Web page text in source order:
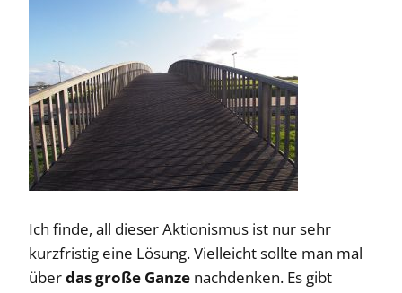
Ich finde, all dieser Aktionismus ist nur sehr
kurzfristig eine Lösung. Vielleicht sollte man mal
überdas große Ganze nachdenken. Es gibt